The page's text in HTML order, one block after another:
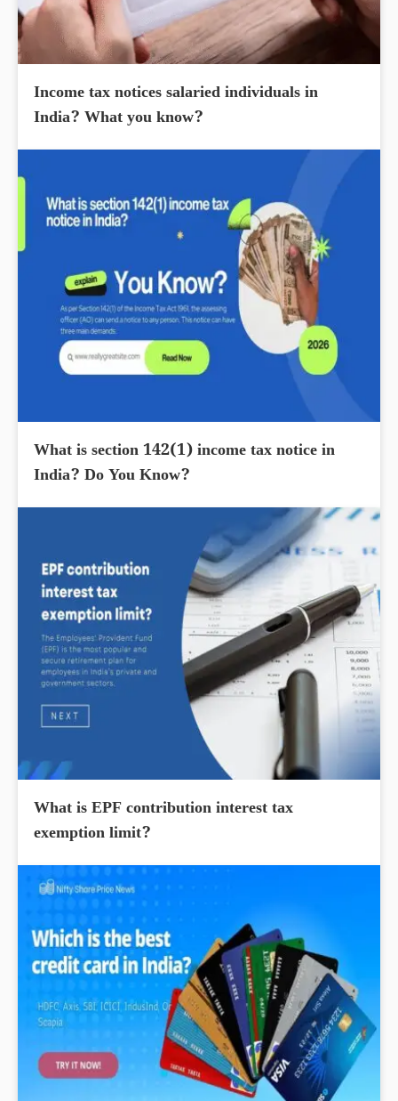
Income tax notices salaried individuals in
India? What you know?
What is section 142(1) income tax notice in
India? Do You Know?
What is EPF contribution interest tax
exemption limit?